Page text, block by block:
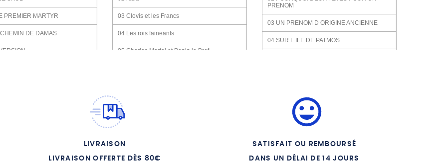
PREMIER MARTYR
DE DAMAS
PAUL
03 Clovis et les Francs
04 Les rois faineants
05 Charles Martel et Pepin le Bref
08 Hugues Capet
10 Les Croisades
PRENOM
03 UN PRENOM D ORIGINE ANCIENNE
04 SUR L ILE DE PATMOS
07 LA MULTIPLICATION DES PAINS
08 JESUS CHANGE L EAU EN VIN
LIVRAISON
LIVRAISON OFFERTE DÈS 80€
SATISFAIT OU REMBOURSÉ
DANS UN DÉLAI DE 14 JOURS